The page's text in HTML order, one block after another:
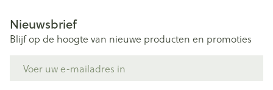
Nieuwsbrief
Blijf op de hoogte van nieuwe producten en promoties